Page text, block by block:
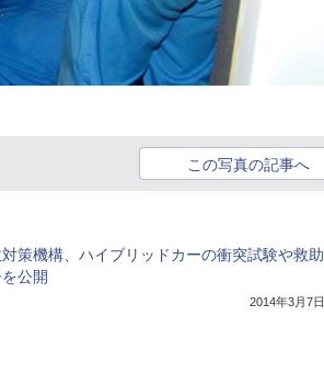
この写真の記事へ
策機構、ハイブリッドカーの衝突試験や救助
公開
2014年3月7日